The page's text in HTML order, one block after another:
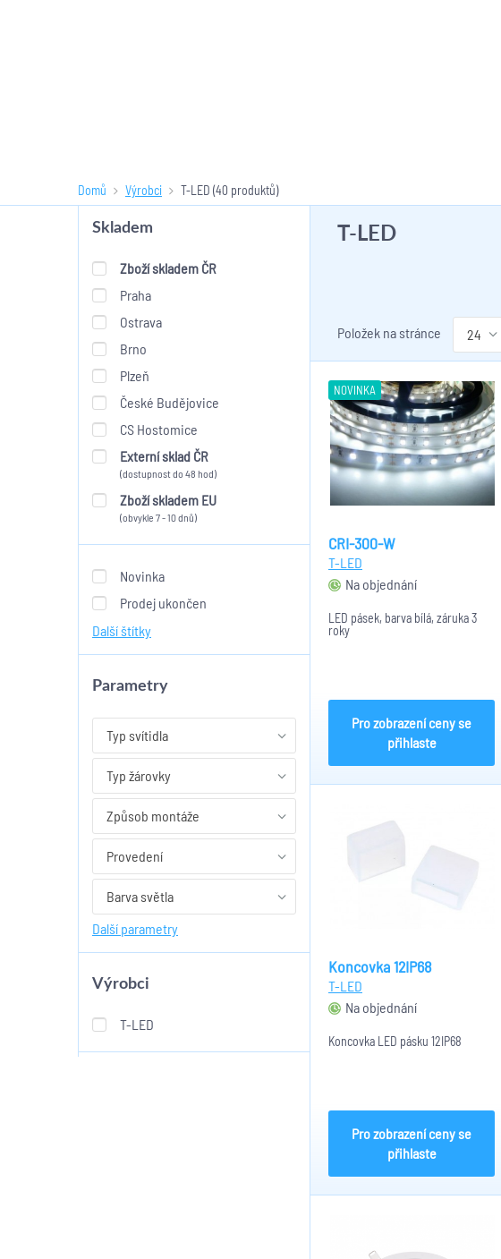
Domů Výrobci T-LED (40 produktů)
Skladem
Zboží skladem ČR
Praha
Ostrava
Brno
Plzeň
České Budějovice
CS Hostomice
Externí sklad ČR
(dostupnost do 48 hod)
Zboží skladem EU
(obvykle 7 - 10 dnů)
Novinka
Prodej ukončen
Další štítky
Parametry
Typ svítidla
Typ žárovky
Způsob montáže
Provedení
Barva světla
Další parametry
Výrobci
T-LED
T-LED
Položek na stránce
NOVINKA
CRI-300-W
T-LED
Na objednání
LED pásek, barva bílá, záruka 3
roky
Pro zobrazení ceny se
přihlaste
Koncovka 12IP68
T-LED
Na objednání
Koncovka LED pásku 12IP68
Pro zobrazení ceny se
přihlaste